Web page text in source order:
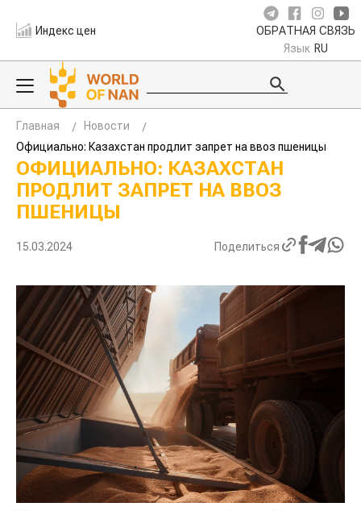
Индекс цен ОБРАТНАЯ СВЯЗЬ
Язык RU
Главная
Новости
Официально: Казахстан продлит запрет на ввоз пшеницы
ОФИЦИАЛЬНО: КАЗАХСТАН
ПРОДЛИТ ЗАПРЕТ НА ВВОЗ
ПШЕНИЦЫ
15.03.2024 Поделиться